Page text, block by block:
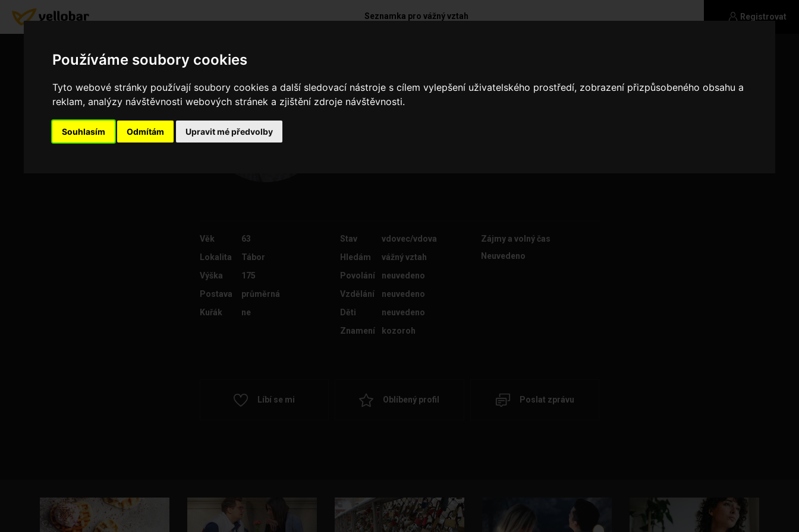
Používáme soubory cookies
Tyto webové stránky používají soubory cookies a další sledovací nástroje s cílem vylepšení uživatelského prostředí, zobrazení přizpůsobeného obsahu a
reklam, analýzy návštěvnosti webových stránek a zjištění zdroje návštěvnosti.
Souhlasím Odmítám Upravit mé předvolby
Registrovat
Seznamka pro vážný vztah
Jsem vdovec a hledám enu,která má ráda
venkov,klid,přírodu.
Věk
63
Lokalita
Tábor
Výška
175
Postava
průměrná
Kuřák
ne
Stav
vdovec/vdova
Hledám
vážný vztah
Povolání
neuvedeno
Vzdělání
neuvedeno
Děti
neuvedeno
Znamení
kozoroh
Zájmy a volný čas
Neuvedeno
Líbí se mi Oblíbený profil Poslat zprávu